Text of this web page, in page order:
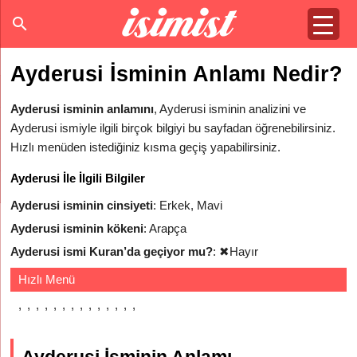
Ayderusi İsminin Anlamı Nedir?
Ayderusi isminin anlamını, Ayderusi isminin analizini ve
Ayderusi ismiyle ilgili birçok bilgiyi bu sayfadan öğrenebilirsiniz.
Hızlı menüden istediğiniz kısma geçiş yapabilirsiniz.
Ayderusi İle İlgili Bilgiler
Ayderusi isminin cinsiyeti: Erkek, Mavi
Ayderusi isminin kökeni: Arapça
Ayderusi ismi Kuran’da geçiyor mu?: ✖Hayır
Hızlı Menü